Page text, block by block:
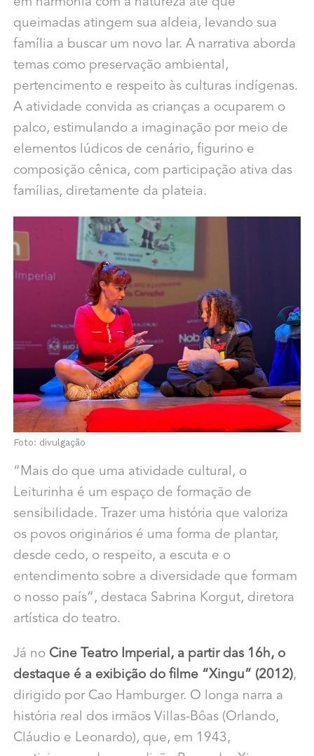
queimadas atingem sua aldeia, levando sua
família a buscar um novo lar. A narrativa aborda
temas como preservação ambiental,
pertencimento e respeito às culturas indígenas.
A atividade convida as crianças a ocuparem o
palco, estimulando a imaginação por meio de
elementos lúdicos de cenário, figurino e
composição cênica, com participação ativa das
famílias, diretamente da plateia.
Foto: divulgação
“Mais do que uma atividade cultural, o
Leiturinha é um espaço de formação de
sensibilidade. Trazer uma história que valoriza
os povos originários é uma forma de plantar,
desde cedo, o respeito, a escuta e o
entendimento sobre a diversidade que formam
o nosso país”, destaca Sabrina Korgut, diretora
artística do teatro.
Já no Cine Teatro Imperial, a partir das 16h, o
destaque é a exibição do filme “Xingu” (2012),
dirigido por Cao Hamburger. O longa narra a
história real dos irmãos Villas-Bôas (Orlando,
Cláudio e Leonardo), que, em 1943,